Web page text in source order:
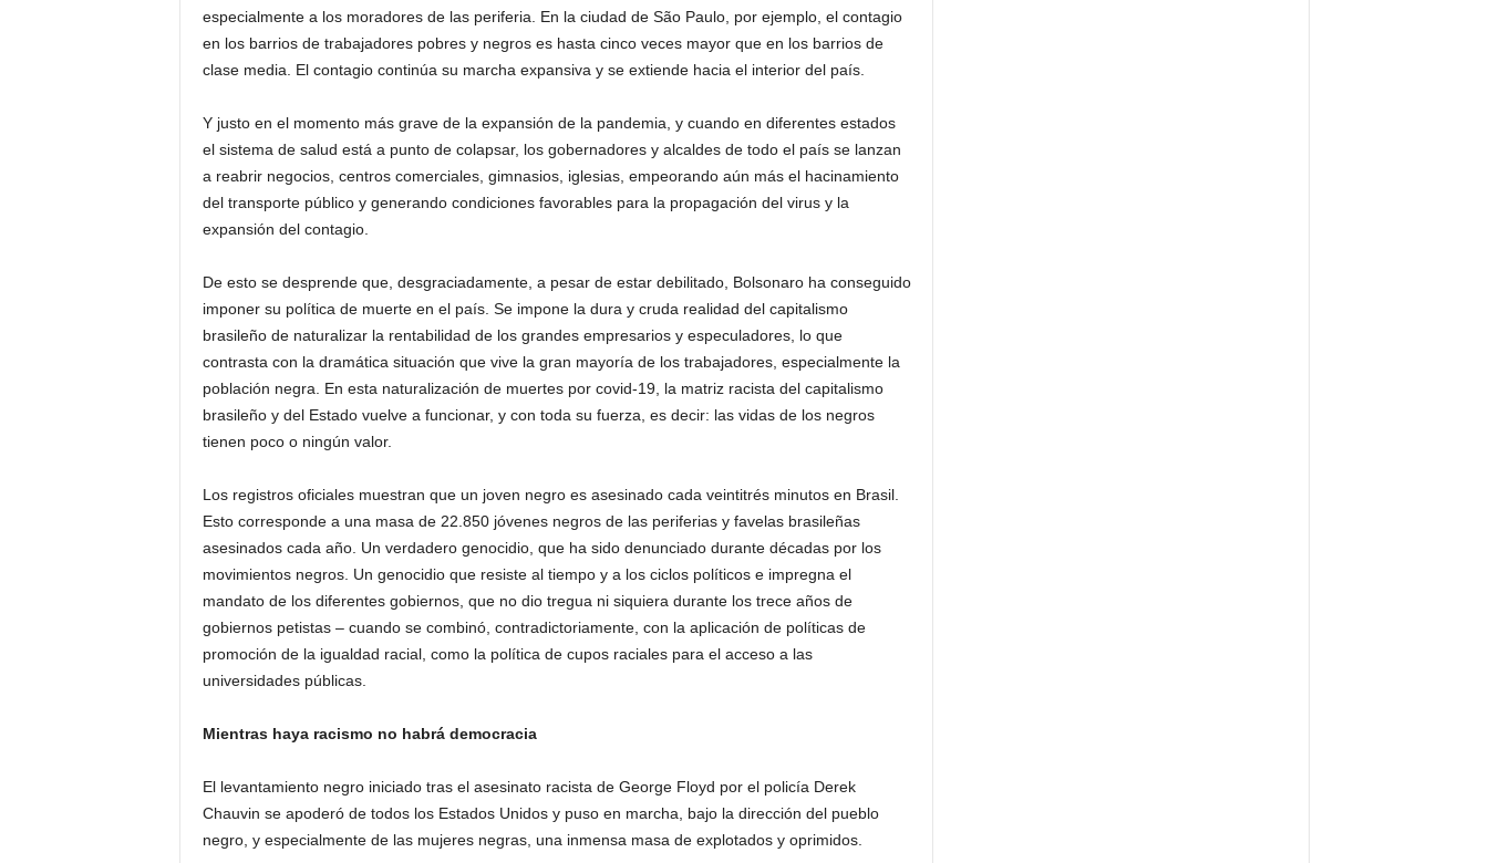
especialmente a los moradores de las periferia. En la ciudad de São Paulo, por ejemplo, el contagio
en los barrios de trabajadores pobres y negros es hasta cinco veces mayor que en los barrios de
clase media. El contagio continúa su marcha expansiva y se extiende hacia el interior del país.
Y justo en el momento más grave de la expansión de la pandemia, y cuando en diferentes estados
el sistema de salud está a punto de colapsar, los gobernadores y alcaldes de todo el país se lanzan
a reabrir negocios, centros comerciales, gimnasios, iglesias, empeorando aún más el hacinamiento
del transporte público y generando condiciones favorables para la propagación del virus y la
expansión del contagio.
De esto se desprende que, desgraciadamente, a pesar de estar debilitado, Bolsonaro ha conseguido
imponer su política de muerte en el país. Se impone la dura y cruda realidad del capitalismo
brasileño de naturalizar la rentabilidad de los grandes empresarios y especuladores, lo que
contrasta con la dramática situación que vive la gran mayoría de los trabajadores, especialmente la
población negra. En esta naturalización de muertes por covid-19, la matriz racista del capitalismo
brasileño y del Estado vuelve a funcionar, y con toda su fuerza, es decir: las vidas de los negros
tienen poco o ningún valor.
Los registros oficiales muestran que un joven negro es asesinado cada veintitrés minutos en Brasil.
Esto corresponde a una masa de 22.850 jóvenes negros de las periferias y favelas brasileñas
asesinados cada año. Un verdadero genocidio, que ha sido denunciado durante décadas por los
movimientos negros. Un genocidio que resiste al tiempo y a los ciclos políticos e impregna el
mandato de los diferentes gobiernos, que no dio tregua ni siquiera durante los trece años de
gobiernos petistas – cuando se combinó, contradictoriamente, con la aplicación de políticas de
promoción de la igualdad racial, como la política de cupos raciales para el acceso a las
universidades públicas.
Mientras haya racismo no habrá democracia
El levantamiento negro iniciado tras el asesinato racista de George Floyd por el policía Derek
Chauvin se apoderó de todos los Estados Unidos y puso en marcha, bajo la dirección del pueblo
negro, y especialmente de las mujeres negras, una inmensa masa de explotados y oprimidos.